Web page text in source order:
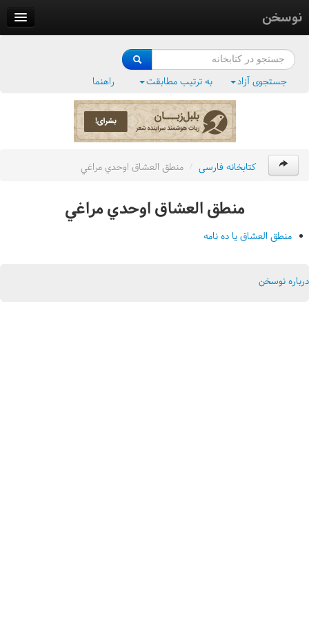
نوسخن
فرهنگ واژگان
جستجوی آزاد به ترتیب مطابقت راهنما
کتابخانه فارسی / منطق العشاق اوحدي مراغي
منطق العشاق اوحدي مراغي
منطق العشاق يا ده نامه
درباره نوسخن